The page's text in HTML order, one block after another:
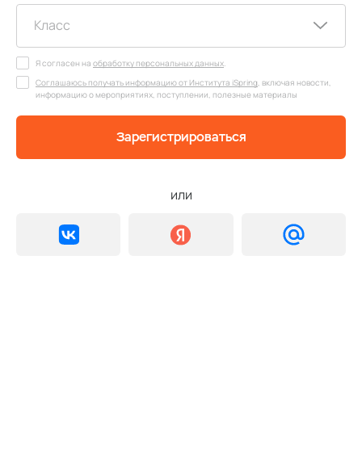
Я согласен на обработку персональных данных.
Соглашаюсь получать информацию от Института iSpring, включая новости,
информацию о мероприятиях, поступлении, полезные материалы
Зарегистрироваться
или